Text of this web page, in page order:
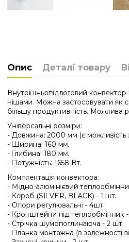
Опис Деталі товару
Внутрішньопідлоговий
нішами. Можна застосовувати як
більшу продуктивність. Можлива
Універсальні розміри:
- Довжина: 2000 мм (є можливість
- Ширина: 160 мм.
- Глибина: 180 мм.
- Потужність: 1658 Вт.
Комплектація конвектора:
- Мідно-алюмінієвий
- Короб (SILVER, BLACK) - 1 шт.
- Опори регулювальні - 4шт.
- Кронштейни під теплообмінник
- Стрічка шумопоглинаюча - 2 шт.
- Планка монтажна (в залежності